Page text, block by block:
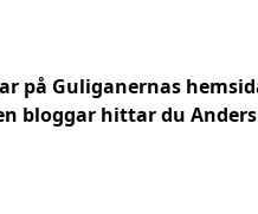
på Guliganernas
bloggar hittar du Anders